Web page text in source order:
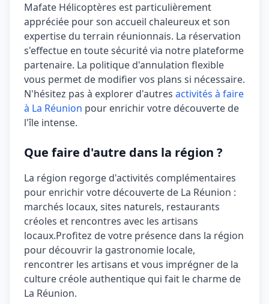
Mafate Hélicoptères est particulièrement
appréciée pour son accueil chaleureux et son
expertise du terrain réunionnais. La réservation
s'effectue en toute sécurité via notre plateforme
partenaire. La politique d'annulation flexible
vous permet de modifier vos plans si nécessaire.
N'hésitez pas à explorer d'autres activités à faire
à La Réunion pour enrichir votre découverte de
l'île intense.
Que faire d'autre dans la région ?
La région regorge d'activités complémentaires
pour enrichir votre découverte de La Réunion :
marchés locaux, sites naturels, restaurants
créoles et rencontres avec les artisans
locaux.Profitez de votre présence dans la région
pour découvrir la gastronomie locale,
rencontrer les artisans et vous imprégner de la
culture créole authentique qui fait le charme de
La Réunion.